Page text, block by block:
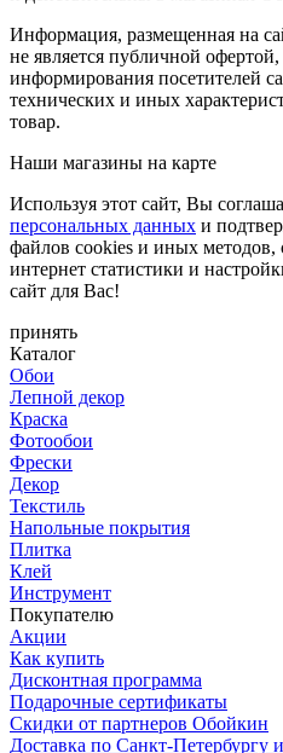
Информация, размещенная на
не является публичной
информирования посетителей
технических и иных
товар.
Наши магазины на карте
Используя этот сайт, Вы
персональных данных и
файлов cookies и иных методов,
интернет статистики и
сайт для Вас!
принять
Каталог
Обои
Лепной декор
Краска
Фотообои
Фрески
Декор
Текстиль
Напольные покрытия
Плитка
Клей
Инструмент
Покупателю
Акции
Как купить
Дисконтная программа
Подарочные сертификаты
Скидки от партнеров Обойкин
Доставка по Санкт-Петербургу